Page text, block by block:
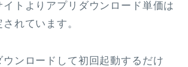
トよりアプリダウンロード単価は
れています。
ンロードして初回起動するだけ